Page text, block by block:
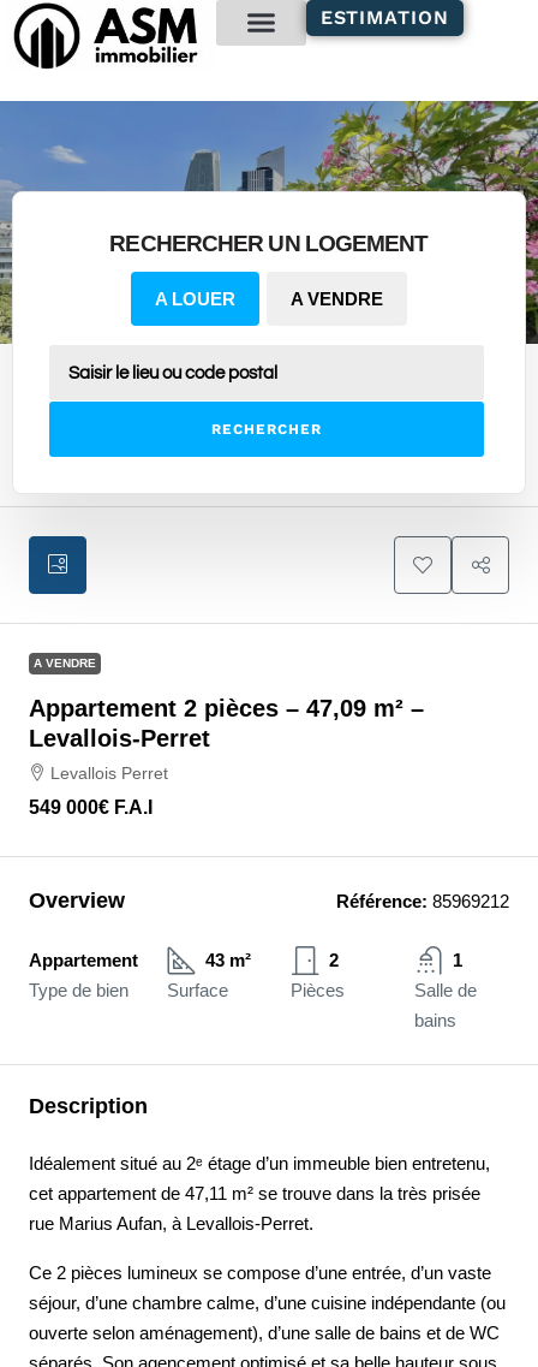
principal
ESTIMATION
RECHERCHER UN LOGEMENT
A LOUER A VENDRE
RECHERCHER
A VENDRE
Appartement 2 pièces – 47,09 m² –
Levallois-Perret
Levallois Perret
549 000€ F.A.I
Overview Référence: 85969212
Appartement
Type de bien
43 m²
Surface
2
Pièces
1
Salle de
bains
Description
Idéalement situé au 2ᵉ étage d’un immeuble bien entretenu,
cet appartement de 47,11 m² se trouve dans la très prisée
rue Marius Aufan, à Levallois-Perret.
Ce 2 pièces lumineux se compose d’une entrée, d’un vaste
séjour, d’une chambre calme, d’une cuisine indépendante (ou
ouverte selon aménagement), d’une salle de bains et de WC
séparés. Son agencement optimisé et sa belle hauteur sous